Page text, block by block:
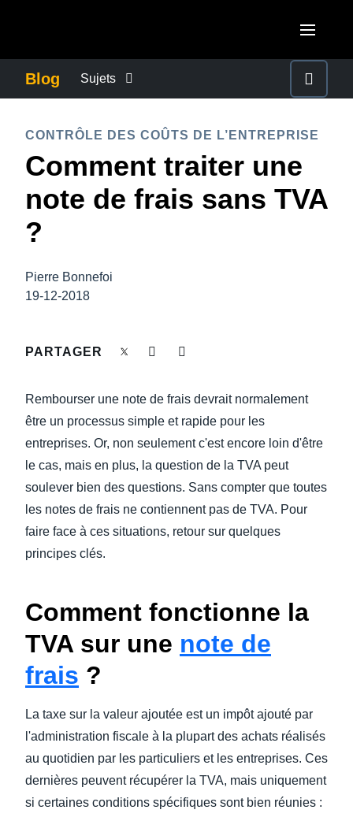
Canada (Français)
México (Español)
EUROPE
United Kingdom (English)
France (Français)
Belgium (English)
España (Español)
Norway (English)
ASIA PACIFIC
Australia (English)
Blog Sujets
CONTINUITÉ DES AFFAIRES
CONTRÔLE DES COÛTS DE L’ENTREPRISE
DEVOIR DE PROTECTION
FRAIS DE DÉPLACEMENT
L’EXPÉRIENCE EMPLOYÉ
CONTRÔLE DES COÛTS DE L’ENTREPRISE
Comment traiter une
note de frais sans TVA
?
Pierre Bonnefoi
19-12-2018
PARTAGER
Rembourser une note de frais devrait normalement
être un processus simple et rapide pour les
entreprises. Or, non seulement c'est encore loin d'être
le cas, mais en plus, la question de la TVA peut
soulever bien des questions. Sans compter que toutes
les notes de frais ne contiennent pas de TVA. Pour
faire face à ces situations, retour sur quelques
principes clés.
Comment fonctionne la
TVA sur une note de
frais ?
La taxe sur la valeur ajoutée est un impôt ajouté par
l'administration fiscale à la plupart des achats réalisés
au quotidien par les particuliers et les entreprises. Ces
dernières peuvent récupérer la TVA, mais uniquement
si certaines conditions spécifiques sont bien réunies :